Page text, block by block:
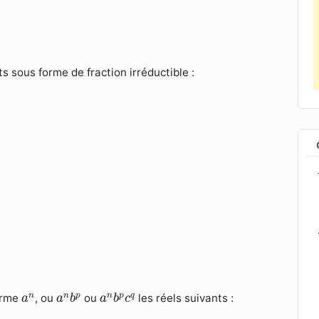
sous forme de fraction irréductible :
an
an, ouanbp
anb p
ouanbpcq
anbpcq
les réels suivants :